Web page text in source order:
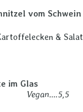
vom Schwein
& Salat
im Glas
Vegan….5,5